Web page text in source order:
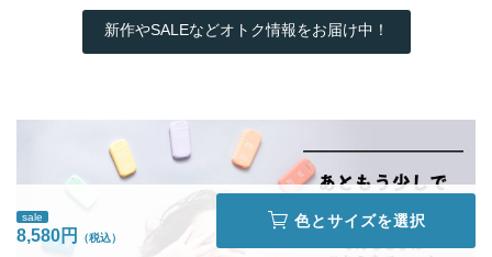
新作やSALEなどオトク情報をお届け中！
sale
8,580円
色とサイズを選択